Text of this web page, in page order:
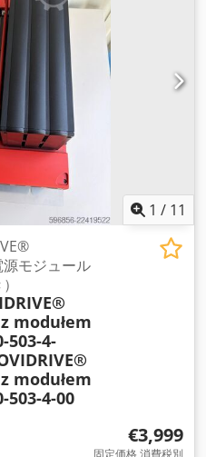
1 / 11
モジュール
modułem
503-4-
modułem
503-4-00
€3,999
固定価格 消費税別